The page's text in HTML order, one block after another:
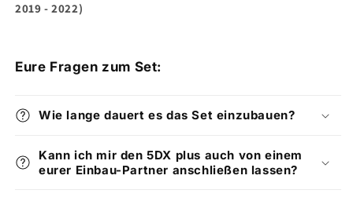
2019 - 2022)
Eure Fragen zum Set:
Wie lange dauert es das Set einzubauen?
Kann ich mir den 5DX plus auch von einem
eurer Einbau-Partner anschließen lassen?